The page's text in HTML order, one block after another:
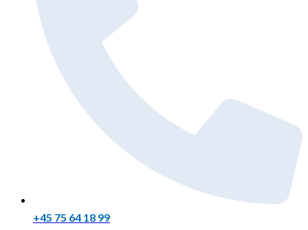
+45 75 64 18 99